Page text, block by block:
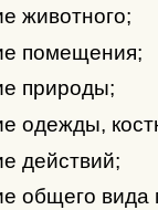
животного;
помещения;
природы;
одежды,
действий;
общего вида